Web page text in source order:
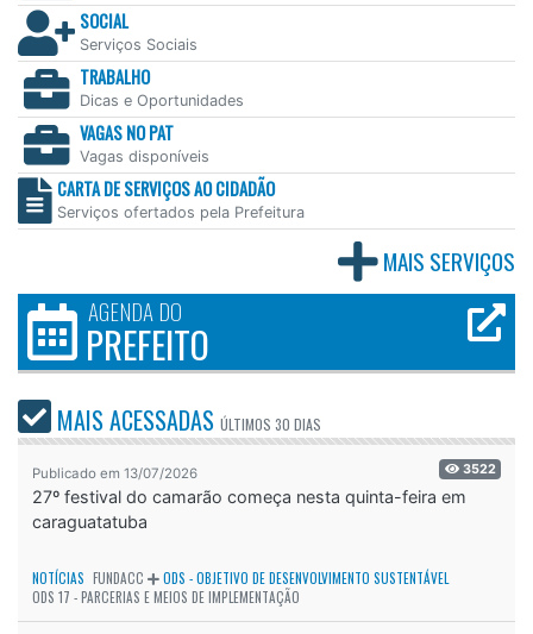
SOCIAL
Serviços Sociais
TRABALHO
Dicas e Oportunidades
VAGAS NO PAT
Vagas disponíveis
CARTA DE SERVIÇOS AO CIDADÃO
Serviços ofertados pela Prefeitura
MAIS SERVIÇOS
AGENDA DO
PREFEITO
MAIS ACESSADAS ÚLTIMOS 30 DIAS
Publicado em 13/07/2026 3522
27º festival do camarão começa nesta quinta-feira em
caraguatatuba
NOTÍCIAS FUNDACC
ODS - OBJETIVO DE DESENVOLVIMENTO SUSTENTÁVEL
ODS 17 - PARCERIAS E MEIOS DE IMPLEMENTAÇÃO